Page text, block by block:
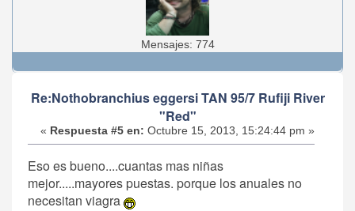
Mensajes: 774
Re:Nothobranchius eggersi TAN 95/7 Rufiji River
"Red"
« Respuesta #5 en: Octubre 15, 2013, 15:24:44 pm »
Eso es bueno....cuantas mas niñas
mejor.....mayores puestas. porque los anuales no
necesitan viagra